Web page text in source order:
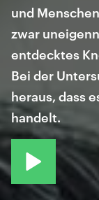
und
zwar
entdecktes
Bei der
heraus, dass
handelt.